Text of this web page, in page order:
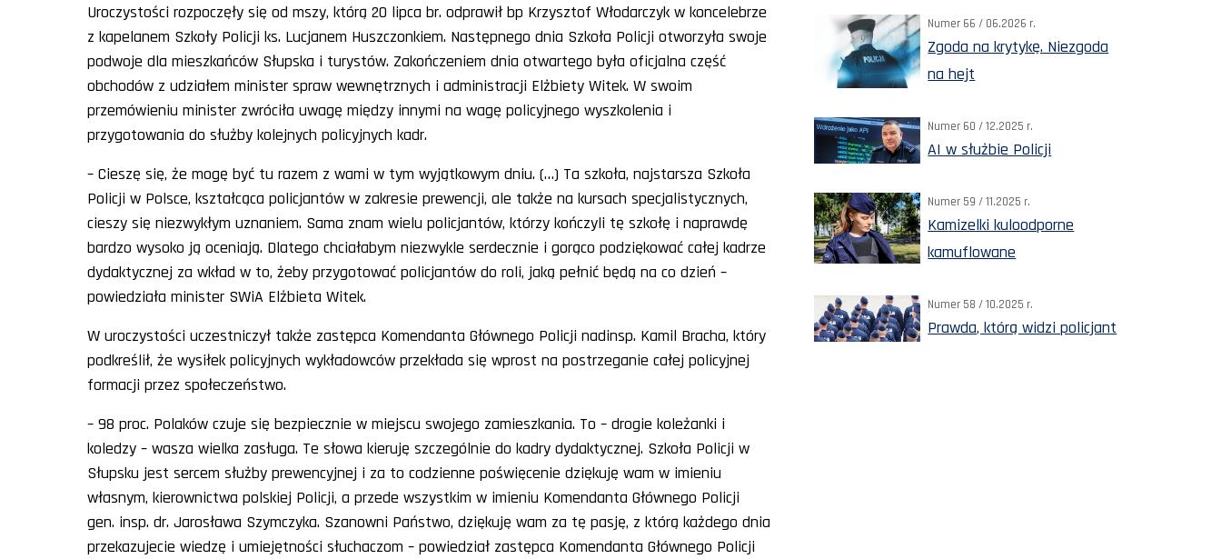
Uroczystości rozpoczęły się od mszy, którą 20 lipca br. odprawił bp Krzysztof Włodarczyk w koncelebrze
z kapelanem Szkoły Policji ks. Lucjanem Huszczonkiem. Następnego dnia Szkoła Policji otworzyła swoje
podwoje dla mieszkańców Słupska i turystów. Zakończeniem dnia otwartego była oficjalna część
obchodów z udziałem minister spraw wewnętrznych i administracji Elżbiety Witek. W swoim
przemówieniu minister zwróciła uwagę między innymi na wagę policyjnego wyszkolenia i
przygotowania do służby kolejnych policyjnych kadr.
– Cieszę się, że mogę być tu razem z wami w tym wyjątkowym dniu. (…) Ta szkoła, najstarsza Szkoła
Policji w Polsce, kształcąca policjantów w zakresie prewencji, ale także na kursach specjalistycznych,
cieszy się niezwykłym uznaniem. Sama znam wielu policjantów, którzy kończyli tę szkołę i naprawdę
bardzo wysoko ją oceniają. Dlatego chciałabym niezwykle serdecznie i gorąco podziękować całej kadrze
dydaktycznej za wkład w to, żeby przygotować policjantów do roli, jaką pełnić będą na co dzień –
powiedziała minister SWiA Elżbieta Witek.
W uroczystości uczestniczył także zastępca Komendanta Głównego Policji nadinsp. Kamil Bracha, który
podkreślił, że wysiłek policyjnych wykładowców przekłada się wprost na postrzeganie całej policyjnej
formacji przez społeczeństwo.
– 98 proc. Polaków czuje się bezpiecznie w miejscu swojego zamieszkania. To – drogie koleżanki i
koledzy – wasza wielka zasługa. Te słowa kieruję szczególnie do kadry dydaktycznej. Szkoła Policji w
Słupsku jest sercem służby prewencyjnej i za to codzienne poświęcenie dziękuję wam w imieniu
własnym, kierownictwa polskiej Policji, a przede wszystkim w imieniu Komendanta Głównego Policji
gen. insp. dr. Jarosława Szymczyka. Szanowni Państwo, dziękuję wam za tę pasję, z którą każdego dnia
przekazujecie wiedzę i umiejętności słuchaczom – powiedział zastępca Komendanta Głównego Policji
Numer 66 / 06.2026 r.
Zgoda na krytykę. Niezgoda
na hejt
Numer 60 / 12.2025 r.
AI w służbie Policji
Numer 59 / 11.2025 r.
Kamizelki kuloodporne
kamuflowane
Numer 58 / 10.2025 r.
Prawda, którą widzi policjant